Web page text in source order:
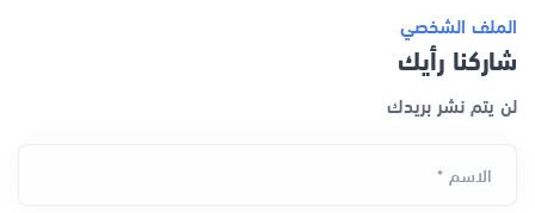
الملف الشخصي
شاركنا رأيك
لن يتم نشر بريدك
الاسم *